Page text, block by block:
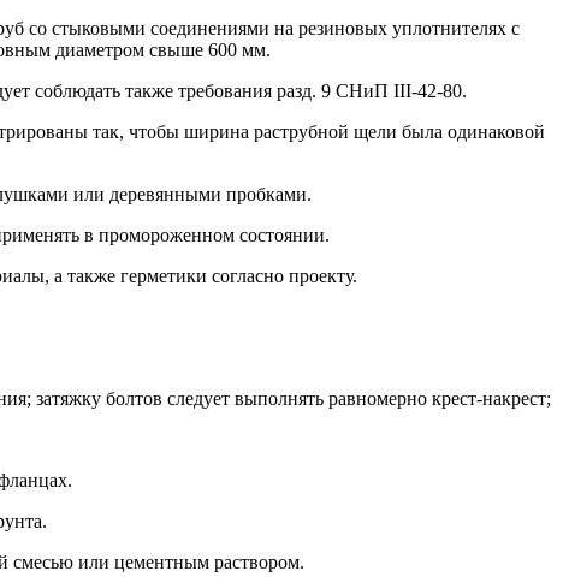
со стыковыми соединениями на резиновых уплотнителях с
диаметром свыше 600 мм.
соблюдать также требования разд. 9 СНиП III-42-80.
так, чтобы ширина раструбной щели была одинаковой
или деревянными пробками.
в промороженном состоянии.
а также герметики согласно проекту.
болтов следует выполнять равномерно крест-накрест;
смесью или цементным раствором.